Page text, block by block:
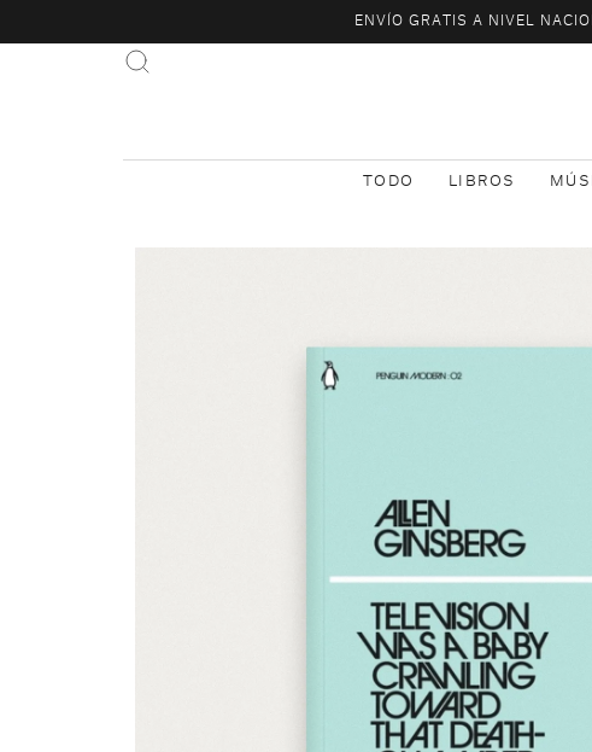
ENVÍO GRATIS A NIVEL
TODO LIBROS